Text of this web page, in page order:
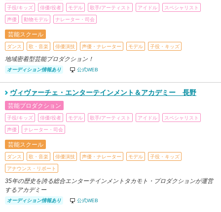
子役/キッズ 俳優/役者 モデル 歌手/アーティスト アイドル スペシャリスト
声優 動物モデル ナレーター・司会
芸能スクール
ダンス 歌・音楽 俳優演技 声優・ナレーター モデル 子役・キッズ
地域密着型芸能プロダクション！
オーディション情報あり 公式WEB
ヴィヴァーチェ・エンターテインメント＆アカデミー 長野
芸能プロダクション
子役/キッズ 俳優/役者 モデル 歌手/アーティスト アイドル スペシャリスト
声優 ナレーター・司会
芸能スクール
ダンス 歌・音楽 俳優演技 声優・ナレーター モデル 子役・キッズ
アナウンス・リポート
35年の歴史を誇る総合エンターテインメントタカモト・プロダクションが運営
するアカデミー
オーディション情報あり 公式WEB